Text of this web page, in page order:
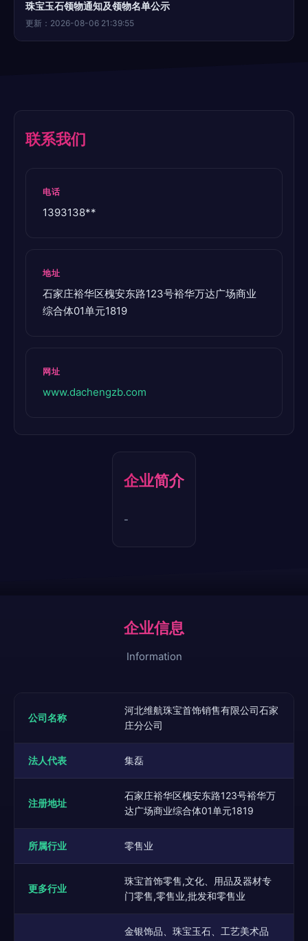
珠宝玉石领物通知及领物名单公示
更新：2026-08-06 21:39:55
联系我们
电话
1393138**
地址
石家庄裕华区槐安东路123号裕华万达广场商业
综合体01单元1819
网址
www.dachengzb.com
企业简介
-
企业信息
Information
公司名称
河北维航珠宝首饰销售有限公司石家
庄分公司
法人代表 集磊
注册地址
石家庄裕华区槐安东路123号裕华万
达广场商业综合体01单元1819
所属行业 零售业
更多行业
珠宝首饰零售,文化、用品及器材专
门零售,零售业,批发和零售业
金银饰品、珠宝玉石、工艺美术品